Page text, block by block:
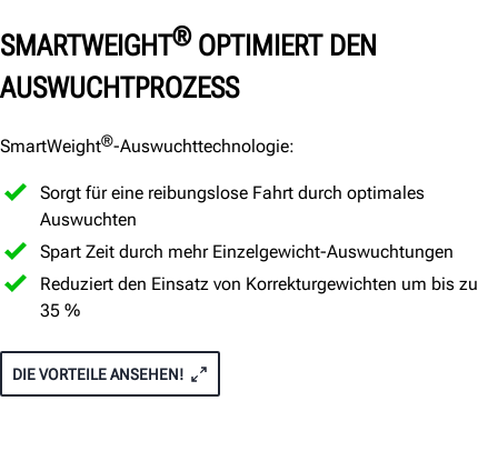
SMARTWEIGHT®OPTIMIERT DEN
AUSWUCHTPROZESS
SmartWeight®-Auswuchttechnologie:
Sorgt für eine reibungslose Fahrt durch optimales
Auswuchten
Spart Zeit durch mehr Einzelgewicht-Auswuchtungen
Reduziert den Einsatz von Korrekturgewichten um bis zu
35 %
DIE VORTEILE ANSEHEN!